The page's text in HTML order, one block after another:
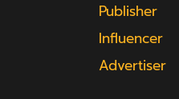
Publisher
Influencer
Advertiser